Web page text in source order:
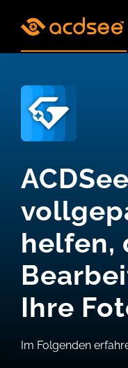
helfen,
Ihre
Im Folgenden